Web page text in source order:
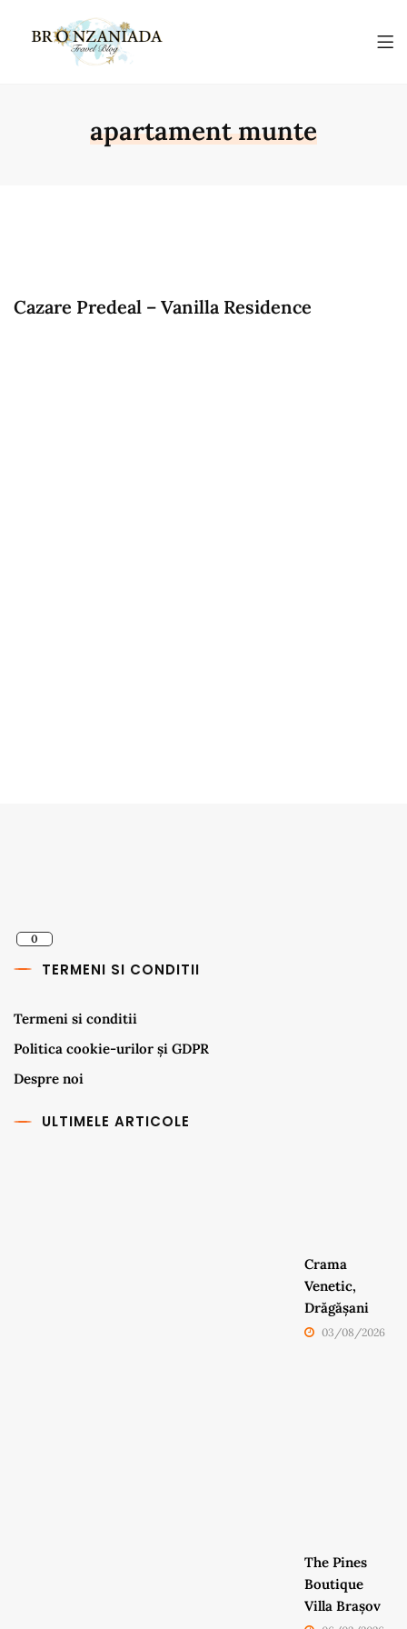
apartament munte
Cazare Predeal – Vanilla Residence
0
TERMENI SI CONDITII
Termeni si conditii
Politica cookie-urilor și GDPR
Despre noi
ULTIMELE ARTICOLE
Crama
Venetic,
Drăgășani
03/08/2026
The Pines
Boutique
Villa Brașov